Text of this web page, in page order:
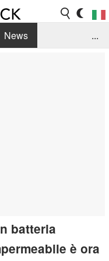
News
...
batteria
è ora